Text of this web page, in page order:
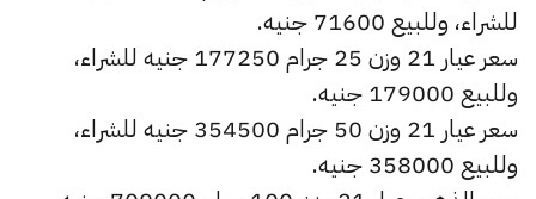
للشراء، وللبيع 71600 جنيه.
سعر عيار 21 وزن 25 جرام 177250 جنيه للشراء،
وللبيع 179000 جنيه.
سعر عيار 21 وزن 50 جرام 354500 جنيه للشراء،
وللبيع 358000 جنيه.